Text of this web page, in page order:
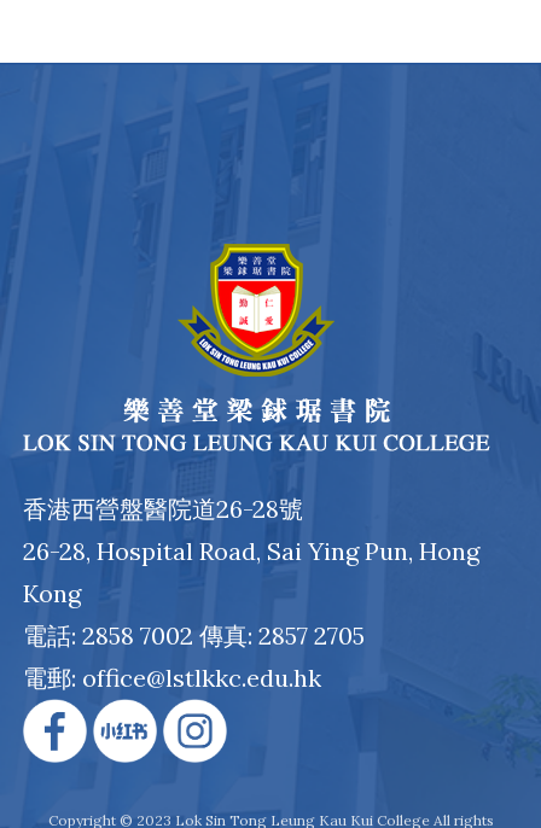
香港西營盤醫院道26-28號
26-28, Hospital Road, Sai Ying Pun, Hong
Kong
電話: 2858 7002 傳真: 2857 2705
電郵: office@lstlkkc.edu.hk
Copyright © 2023 Lok Sin Tong Leung Kau Kui College All rights